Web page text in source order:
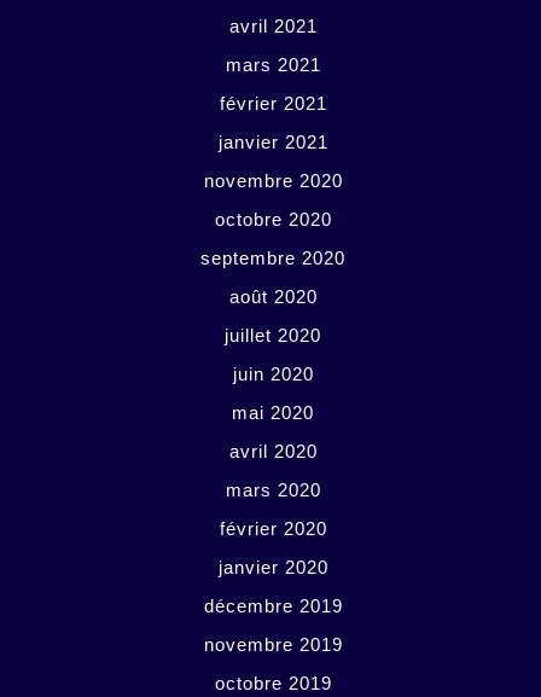
avril 2021
mars 2021
février 2021
janvier 2021
novembre 2020
octobre 2020
septembre 2020
août 2020
juillet 2020
juin 2020
mai 2020
avril 2020
mars 2020
février 2020
janvier 2020
décembre 2019
novembre 2019
octobre 2019